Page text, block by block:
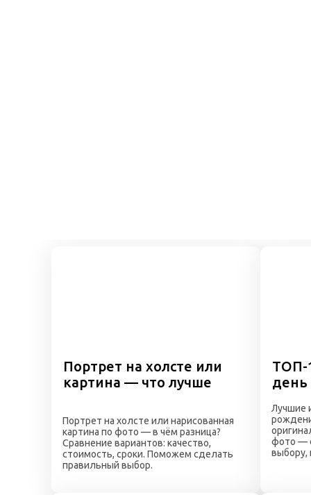
Портрет на холсте или нарисованная
картина по фото — в чём разница?
Сравнение вариантов: качество,
стоимость, сроки. Поможем сделать
правильный выбор.
Портрет на холсте или
картина — что лучше
Лучшие
фото —
выбору,
ТОП-
день